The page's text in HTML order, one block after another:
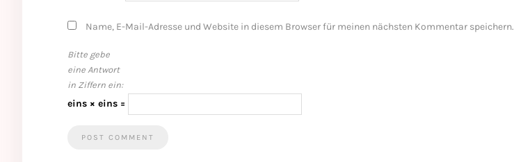
Name, E-Mail-Adresse und Website in diesem Browser für meinen nächsten Kommentar speichern.
Bitte gebe
eine Antwort
in Ziffern ein:
eins × eins =